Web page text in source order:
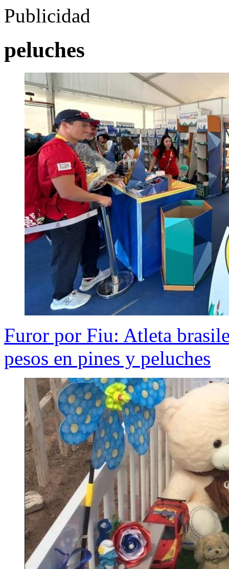
Publicidad
peluches
Furor por Fiu: Atleta
pesos en pines y peluches